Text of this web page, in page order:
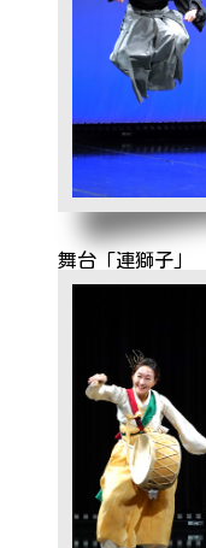
舞台「連獅子」